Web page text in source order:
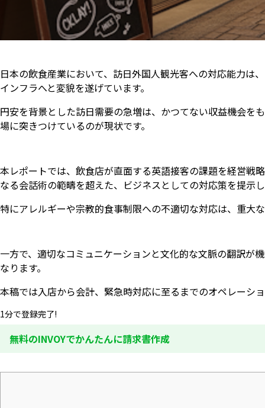
日本の飲食産業において、訪日外国人観光客への対応能力は
インフラへと変貌を遂げています。
円安を背景とした訪日需要の急増は、かつてない収益機会を
場に突きつけているのが現状です。
本レポートでは、飲食店が直面する英語接客の課題を経営戦
なる会話術の範疇を超えた、ビジネスとしての対応策を提示
特にアレルギーや宗教的食事制限への不適切な対応は、重大
一方で、適切なコミュニケーションと文化的な文脈の翻訳が
なります。
本稿では入店から会計、緊急時対応に至るまでのオペレーシ
1分で登録完了!
無料のINVOYでかんたんに請求書作成